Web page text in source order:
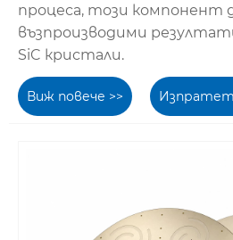
процеса, този компонент
възпроизводими
SiC кристали.
Виж повече >>